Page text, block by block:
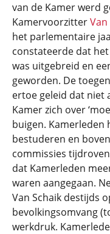
van de Kamer werd
KamervoorzitterVan
het parlementaire
constateerde dat
was uitgebreid en
geworden. De
ertoe geleid dat niet
Kamer zich over
buigen.
bestuderen en
commissies
dat Kamerleden
waren aangegaan.
Van Schaik destijds
bevolkingsomvang
werkdruk.